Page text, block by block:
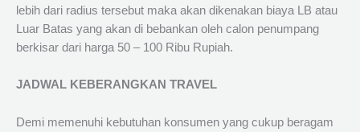
lebih dari radius tersebut maka akan dikenakan biaya LB atau
Luar Batas yang akan di bebankan oleh calon penumpang
berkisar dari harga 50 – 100 Ribu Rupiah.
JADWAL KEBERANGKAN TRAVEL
Demi memenuhi kebutuhan konsumen yang cukup beragam